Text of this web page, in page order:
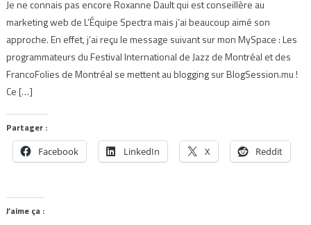
Je ne connais pas encore Roxanne Dault qui est conseillère au
marketing web de L’Équipe Spectra mais j’ai beaucoup aimé son
approche. En effet, j’ai reçu le message suivant sur mon MySpace : Les
programmateurs du Festival International de Jazz de Montréal et des
FrancoFolies de Montréal se mettent au blogging sur BlogSession.mu !
Ce […]
Partager :
Facebook LinkedIn X Reddit
J’aime ça :